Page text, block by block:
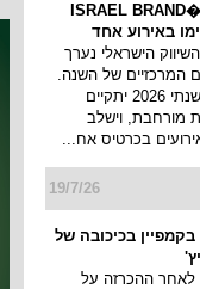
כנס המיתוג ו�ISRAEL BRAND
הישראלי נערך
המרכזיים של השנה.
כנס המיתוג השנתי 2026 יתקיים
מורחבת, וישלב
בכרטיס אח...
19/7/26
בכיכובה של
לאחר ההכרזה על